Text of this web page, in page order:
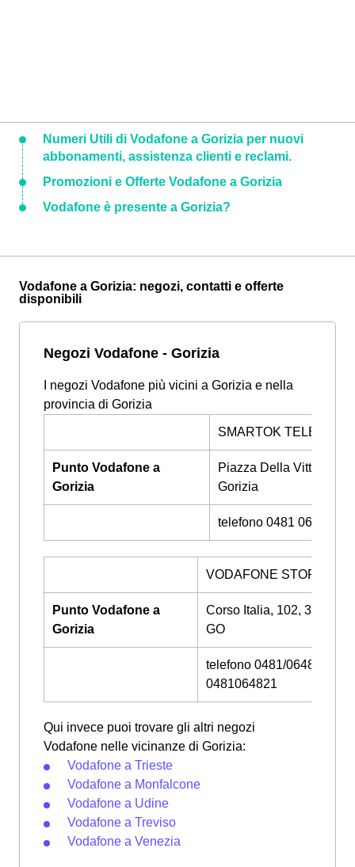
Numeri Utili di Vodafone a Gorizia per nuovi
abbonamenti, assistenza clienti e reclami.
Promozioni e Offerte Vodafone a Gorizia
Vodafone è presente a Gorizia?
Vodafone a Gorizia: negozi, contatti e offerte
disponibili
Negozi Vodafone - Gorizia
I negozi Vodafone più vicini a Gorizia e nella
provincia di Gorizia
SMARTOK TELEFONIA
Punto Vodafone a
Gorizia
Piazza Della Vittoria 31
Gorizia
telefono 0481 061783
VODAFONE STORE
Punto Vodafone a
Gorizia
Corso Italia, 102, 34170
GO
telefono 0481/064822 -
0481064821
Qui invece puoi trovare gli altri negozi
Vodafone nelle vicinanze di Gorizia:
Vodafone a Trieste
Vodafone a Monfalcone
Vodafone a Udine
Vodafone a Treviso
Vodafone a Venezia